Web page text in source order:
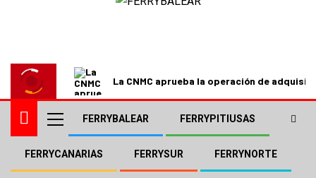
La CNMC aprueba la operación de
FERRYBALEAR FERRYPITIUSAS
FERRYCANARIAS FERRYSUR FERRYNORTE